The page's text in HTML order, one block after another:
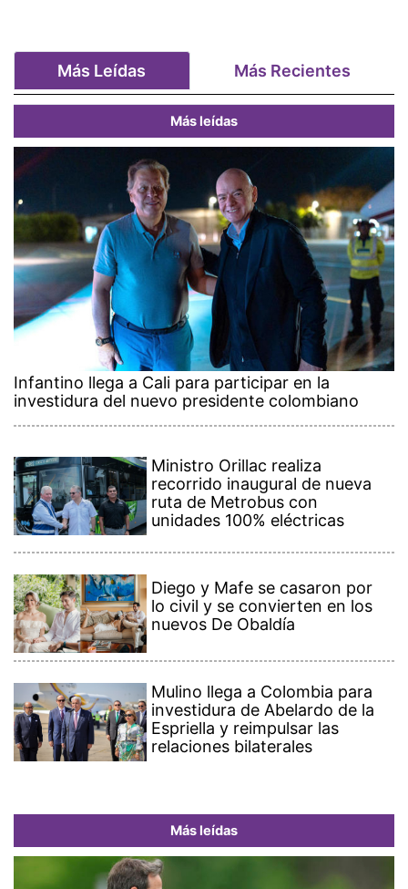
Más Leídas Más Recientes
Más leídas
Infantino llega a Cali para participar en la
investidura del nuevo presidente colombiano
Ministro Orillac realiza
recorrido inaugural de nueva
ruta de Metrobus con
unidades 100% eléctricas
Diego y Mafe se casaron por
lo civil y se convierten en los
nuevos De Obaldía
Mulino llega a Colombia para
investidura de Abelardo de la
Espriella y reimpulsar las
relaciones bilaterales
Más leídas